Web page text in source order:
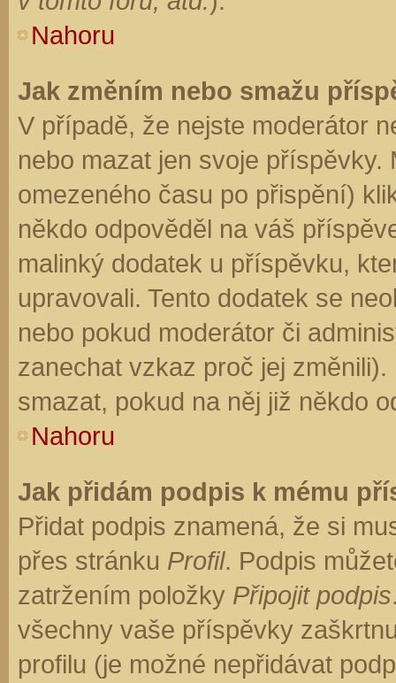
Nahoru
Jak změním nebo smažu
V případě, že nejste moderátor
nebo mazat jen svoje
omezeného času po přispění)
někdo odpověděl na váš
malinký dodatek u příspěvku,
upravovali. Tento dodatek se
nebo pokud moderátor či
zanechat vzkaz proč jej
smazat, pokud na něj již někdo
Nahoru
Jak přidám podpis k mému
Přidat podpis znamená, že si
přes stránku Profil. Podpis
zatržením položky Připojit podpis
všechny vaše příspěvky
profilu (je možné nepřidávat